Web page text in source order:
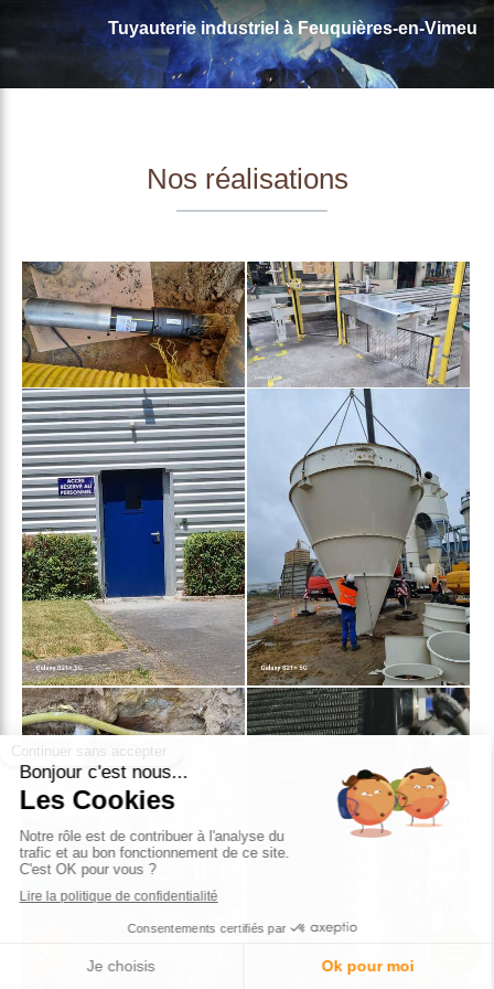
Tuyauterie industriel à Feuquières-en-Vimeu
Nos réalisations